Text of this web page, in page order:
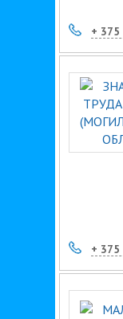
+ 375
+ 375